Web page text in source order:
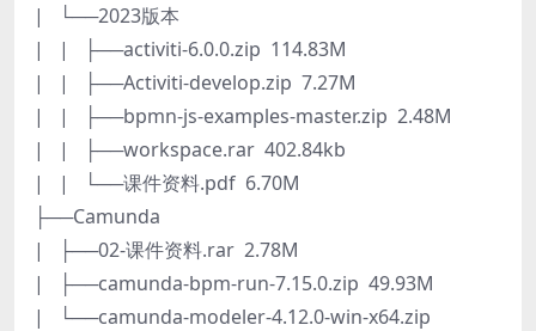
| └──2023版本
| | ├──activiti-6.0.0.zip 114.83M
| | ├──Activiti-develop.zip 7.27M
| | ├──bpmn-js-examples-master.zip 2.48M
| | ├──workspace.rar 402.84kb
| | └──课件资料.pdf 6.70M
├──Camunda
| ├──02-课件资料.rar 2.78M
| ├──camunda-bpm-run-7.15.0.zip 49.93M
| └──camunda-modeler-4.12.0-win-x64.zip